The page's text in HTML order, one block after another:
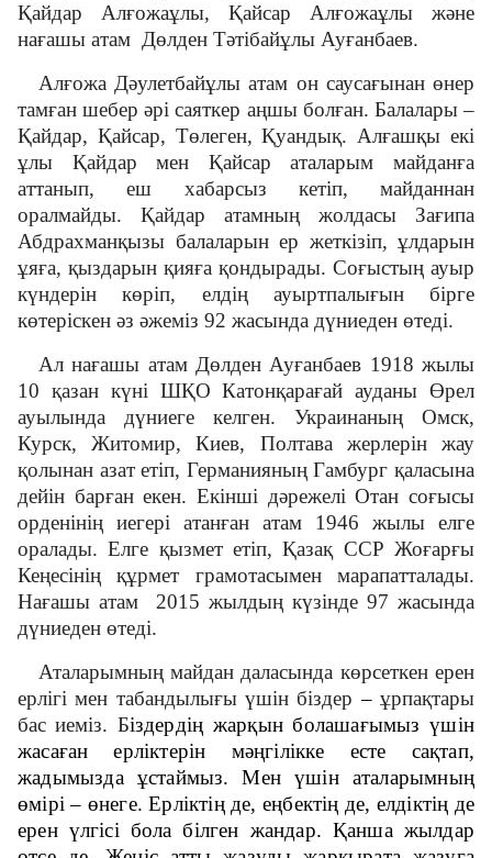
Қайдар Алғожаұлы, Қайсар Алғожаұлы және
нағашы атам Дөлден Тәтібайұлы Ауғанбаев.
Алғожа Дәулетбайұлы атам он саусағынан өнер
тамған шебер әрі саяткер аңшы болған. Балалары –
Қайдар, Қайсар, Төлеген, Қуандық. Алғашқы екі
ұлы Қайдар мен Қайсар аталарым майданға
аттанып, еш хабарсыз кетіп, майданнан
оралмайды. Қайдар атамның жолдасы Зағипа
Абдрахманқызы балаларын ер жеткізіп, ұлдарын
ұяға, қыздарын қияға қондырады. Соғыстың ауыр
күндерін көріп, елдің ауыртпалығын бірге
көтеріскен әз әжеміз 92 жасында дүниеден өтеді.
Ал нағашы атам Дөлден Ауғанбаев 1918 жылы
10 қазан күні ШҚО Катонқарағай ауданы Өрел
ауылында дүниеге келген. Украинаның Омск,
Курск, Житомир, Киев, Полтава жерлерін жау
қолынан азат етіп, Германияның Гамбург қаласына
дейін барған екен. Екінші дәрежелі Отан соғысы
орденінің иегері атанған атам 1946 жылы елге
оралады. Елге қызмет етіп, Қазақ ССР Жоғарғы
Кеңесінің құрмет грамотасымен марапатталады.
Нағашы атам 2015 жылдың күзінде 97 жасында
дүниеден өтеді.
Аталарымның майдан даласында көрсеткен ерен
ерлігі мен табандылығы үшін біздер–ұрпақтары
бас иеміз. Біздердің жарқын болашағымыз үшін
жасаған ерліктерін мәңгілікке есте сақтап,
жадымызда ұстаймыз. Мен үшін аталарымның
өмірі – өнеге. Ерліктің де, еңбектің де, елдіктің де
ерен үлгісі бола білген жандар. Қанша жылдар